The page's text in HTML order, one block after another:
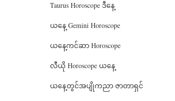
Taurus Horoscope ဒီနေ့
ယနေ့ Gemini Horoscope
ယနေ့ကင်ဆာ Horoscope
လီယို Horoscope ယနေ့
ယနေ့တွင်အပျိုကညာ ဇာတာရှင်